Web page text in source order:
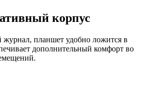
корпус
планшет удобно ложится в
дополнительный комфорт во